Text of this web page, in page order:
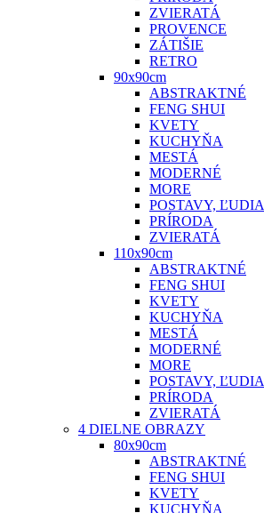
ZVIERATÁ
PROVENCE
ZÁTIŠIE
RETRO
90x90cm
ABSTRAKTNÉ
FENG SHUI
KVETY
KUCHYŇA
MESTÁ
MODERNÉ
MORE
POSTAVY, ĽUDIA
PRÍRODA
ZVIERATÁ
110x90cm
ABSTRAKTNÉ
FENG SHUI
KVETY
KUCHYŇA
MESTÁ
MODERNÉ
MORE
POSTAVY, ĽUDIA
PRÍRODA
ZVIERATÁ
4 DIELNE OBRAZY
80x90cm
ABSTRAKTNÉ
FENG SHUI
KVETY
KUCHYŇA